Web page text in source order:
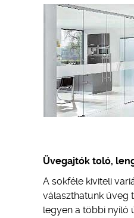
Üvegajtók toló,
A sokféle kiviteli
választhatunk üveg
legyen a többi nyíló